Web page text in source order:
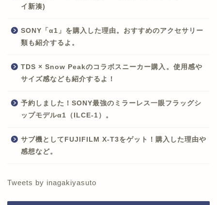
イ新湊)
SONY「α1」を購入した理由。おすすめのアクセサリー
類も紹介するよ。
TDS × Snow Peakのコラボスニーカー購入。使用感や
サイズ感なども紹介するよ！
予約しました！SONY最強のミラーレス一眼フラッグシ
ップモデルα1（ILCE-1）。
サブ機としてFUJIFILM X-T3をゲット！購入した理由や
感想など。
Tweets by inagakiyasuto